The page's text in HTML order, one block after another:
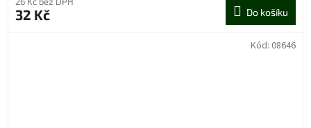
32 Kč Do košíku
Kód: 08646